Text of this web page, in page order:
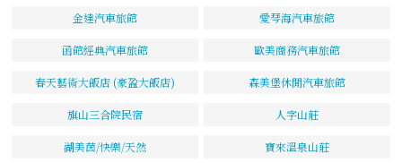
金達汽車旅館 愛琴海汽車旅館
函館經典汽車旅館 歐美商務汽車旅館
春天藝術大飯店 (豪盈大飯店) 森美堡休閒汽車旅館
旗山三合院民宿 人字山莊
湖美茵/快樂/天然 寶來溫泉山莊